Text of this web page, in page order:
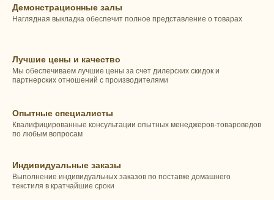
Демонстрационные залы
Наглядная выкладка обеспечит полное представление о товарах
Лучшие цены и качество
Мы обеспечиваем лучшие цены за счет дилерских скидок и
партнерских отношений с производителями
Опытные специалисты
Квалифицированные консультации опытных менеджеров-товароведов
по любым вопросам
Индивидуальные заказы
Выполнение индивидуальных заказов по поставке домашнего
текстиля в кратчайшие сроки